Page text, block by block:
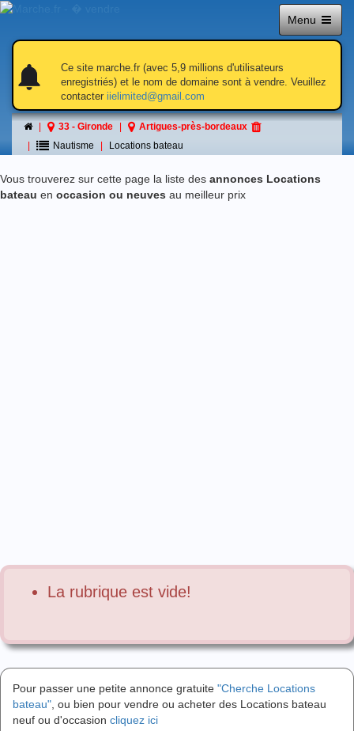
Menu
notifications
notifications
Ce site marche.fr (avec 5,9 millions d'utilisateurs
enregistriés) et le nom de domaine sont à vendre. Veuillez
contacter iielimited@gmail.com
33 - Gironde
Artigues-près-bordeaux
Nautisme
Locations bateau
Locations bateau
á Artigues-près-bordeaux
Vous trouverez sur cette page la liste des annonces Locations
bateau en occasion ou neuves au meilleur prix
La rubrique est vide!
Pour passer une petite annonce gratuite "Cherche Locations
bateau" , ou bien pour vendre ou acheter des Locations bateau
neuf ou d'occasion cliquez ici